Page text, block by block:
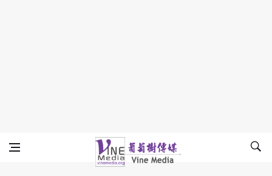
解夢
Vine Media
葡萄樹傳媒